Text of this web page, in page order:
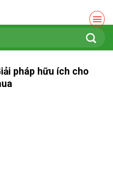
pháp hữu ích cho